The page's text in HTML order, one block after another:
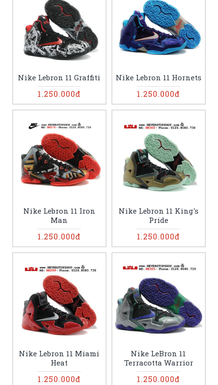
Nike Lebron 11 Graffiti
1.250.000đ
Nike Lebron 11 Hornets
1.250.000đ
Nike Lebron 11 Iron
Man
1.250.000đ
Nike Lebron 11 King's
Pride
1.250.000đ
Nike Lebron 11 Miami
Heat
1.250.000đ
Nike LeBron 11
Terracotta Warrior
1.250.000đ